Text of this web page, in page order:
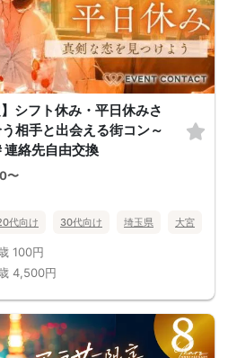
】シフト休み・平日休みさ
相手と出会える街コン～
連絡先自由交換
〜
代向け 30代向け 埼玉県 大宮
100円
4,500円